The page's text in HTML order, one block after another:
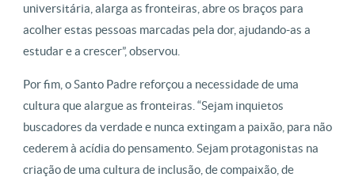
universitária, alarga as fronteiras, abre os braços para
acolher estas pessoas marcadas pela dor, ajudando-as a
estudar e a crescer”, observou.
Por fim, o Santo Padre reforçou a necessidade de uma
cultura que alargue as fronteiras. “Sejam inquietos
buscadores da verdade e nunca extingam a paixão, para não
cederem à acídia do pensamento. Sejam protagonistas na
criação de uma cultura de inclusão, de compaixão, de